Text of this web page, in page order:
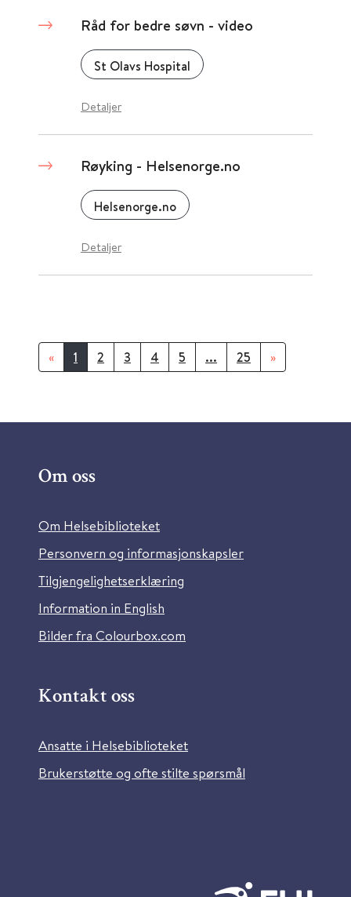
Råd for bedre søvn - video
St Olavs Hospital
Detaljer
Røyking - Helsenorge.no
Helsenorge.no
Detaljer
« 1 2 3 4 5 ... 25 »
Om oss
Om Helsebiblioteket
Personvern og informasjonskapsler
Tilgjengelighetserklæring
Information in English
Bilder fra Colourbox.com
Kontakt oss
Ansatte i Helsebiblioteket
Brukerstøtte og ofte stilte spørsmål